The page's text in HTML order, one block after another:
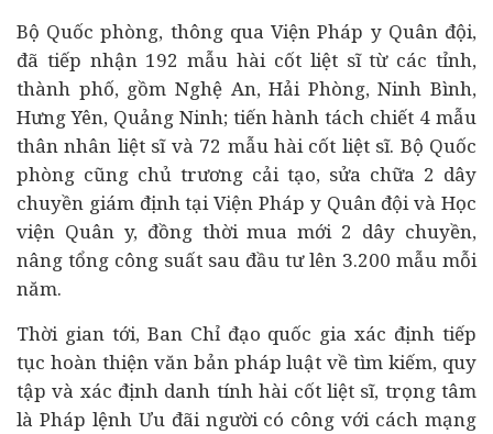
Bộ Quốc phòng, thông qua Viện Pháp y Quân đội,
đã tiếp nhận 192 mẫu hài cốt liệt sĩ từ các tỉnh,
thành phố, gồm Nghệ An, Hải Phòng, Ninh Bình,
Hưng Yên, Quảng Ninh; tiến hành tách chiết 4 mẫu
thân nhân liệt sĩ và 72 mẫu hài cốt liệt sĩ. Bộ Quốc
phòng cũng chủ trương cải tạo, sửa chữa 2 dây
chuyền giám định tại Viện Pháp y Quân đội và Học
viện Quân y, đồng thời mua mới 2 dây chuyền,
nâng tổng công suất sau đầu tưlên 3.200 mẫu mỗi
năm.
Thời gian tới, Ban Chỉ đạo quốc gia xác định tiếp
tục hoàn thiện văn bản pháp luật về tìm kiếm, quy
tập và xác định danh tính hài cốt liệt sĩ, trọng tâm
là Pháp lệnh Ưu đãi người có công với cách mạng